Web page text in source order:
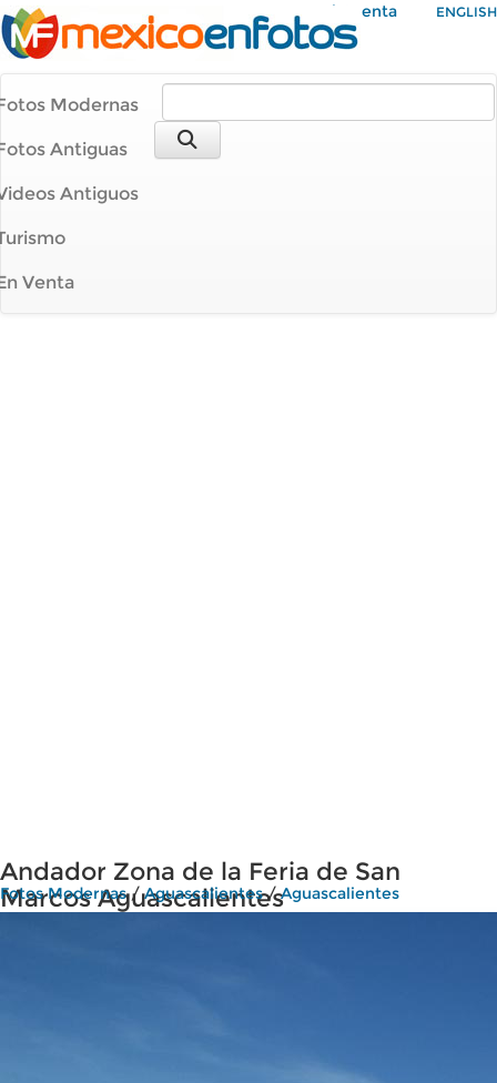
Mi Cuenta ENGLISH
Modernas
Antiguas
Antiguos
Venta
Andador Zona de la Feria de San
Marcos Aguascalientes
Fotos Modernas/Aguascalientes/Aguascalientes